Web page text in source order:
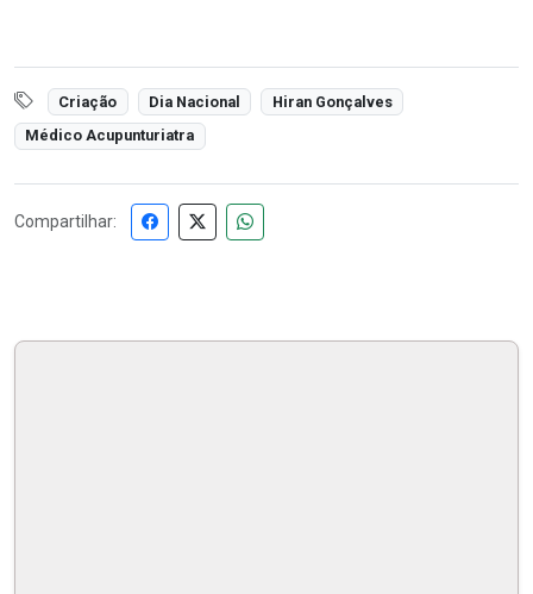
Criação Dia Nacional
Hiran Gonçalves
Médico Acupunturiatra
Compartilhar: